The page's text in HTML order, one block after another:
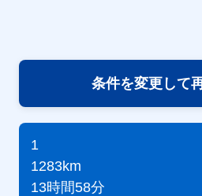
条件を変更して
1
1283km
13時間58分